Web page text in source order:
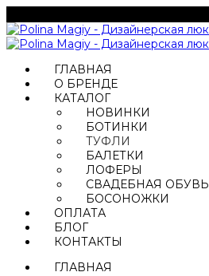
ГЛАВНАЯ
О БРЕНДЕ
КАТАЛОГ
НОВИНКИ
БОТИНКИ
ТУФЛИ
БАЛЕТКИ
ЛОФЕРЫ
СВАДЕБНАЯ ОБУВЬ
БОСОНОЖКИ
ОПЛАТА
БЛОГ
КОНТАКТЫ
ГЛАВНАЯ